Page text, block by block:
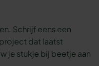
Schrijf eens een
dat laatst
je stukje bij beetje aan